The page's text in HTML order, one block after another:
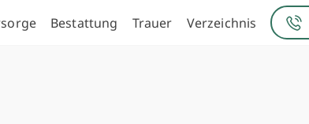
Bestattung Trauer Verzeichnis